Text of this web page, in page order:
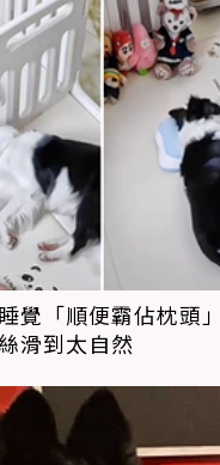
覺「順便霸佔枕頭
滑到太自然